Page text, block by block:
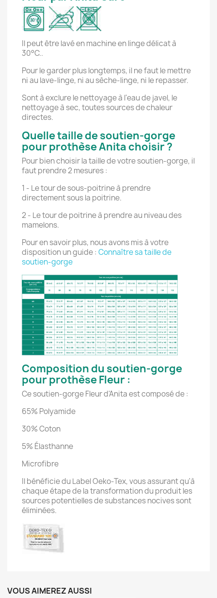
Il peut être lavé en machine en linge délicat à
30°C..
Pour le garder plus longtemps, il ne faut le mettre
ni au lave-linge, ni au sèche-linge, ni le repasser.
Sont à exclure le nettoyage à l'eau de javel, le
nettoyage à sec, toutes sources de chaleur
directes.
Quelle taille de soutien-gorge
pour prothèse Anita choisir ?
Pour bien choisir la taille de votre soutien-gorge, il
faut prendre 2 mesures :
1 - Le tour de sous-poitrine à prendre
directement sous la poitrine.
2 - Le tour de poitrine à prendre au niveau des
mamelons.
Pour en savoir plus, nous avons mis à votre
disposition un guide : Connaître sa taille de
soutien-gorge
Composition du soutien-gorge
pour prothèse Fleur :
Ce soutien-gorge Fleur d'Anita est composé de :
65% Polyamide
30% Coton
5% Élasthanne
Microfibre
Il bénéficie du Label Oeko-Tex, vous assurant qu'à
chaque étape de la transformation du produit les
sources potentielles de substances nocives sont
éliminées.
VOUS AIMEREZ AUSSI